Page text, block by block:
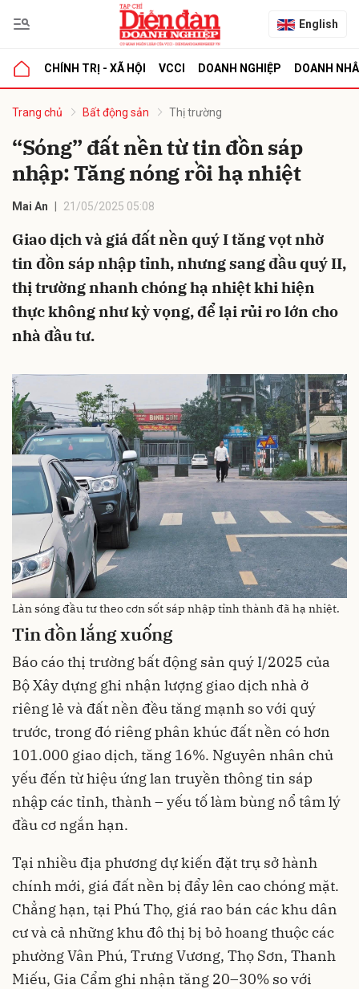
English
CHÍNH TRỊ - XÃ HỘI VCCI DOANH NGHIỆP DOANH
Trang chủ Bất động sản Thị trường
“Sóng” đất nền từ tin đồn sáp
nhập: Tăng nóng rồi hạ nhiệt
Mai An 21/05/2025 05:08
Giao dịch và giá đất nền quý I tăng vọt nhờ
tin đồn sáp nhập tỉnh, nhưng sang đầu quý II,
thị trường nhanh chóng hạ nhiệt khi hiện
thực không như kỳ vọng, để lại rủi ro lớn cho
nhà đầu tư.
Làn sóng đầu tư theo cơn sốt sáp nhập tỉnh thành đã hạ nhiệt.
Tin đồn lắng xuống
Báo cáo thị trường bất động sản quý I/2025 của
Bộ Xây dựng ghi nhận lượng giao dịch nhà ở
riêng lẻ và đất nền đều tăng mạnh so với quý
trước, trong đó riêng phân khúc đất nền có hơn
101.000 giao dịch, tăng 16%. Nguyên nhân chủ
yếu đến từ hiệu ứng lan truyền thông tin sáp
nhập các tỉnh, thành – yếu tố làm bùng nổ tâm lý
đầu cơ ngắn hạn.
Tại nhiều địa phương dự kiến đặt trụ sở hành
chính mới, giá đất nền bị đẩy lên cao chóng mặt.
Chẳng hạn, tại Phú Thọ, giá rao bán các khu dân
cư và cả những khu đô thị bị bỏ hoang thuộc các
phường Vân Phú, Trưng Vương, Thọ Sơn, Thanh
Miếu, Gia Cẩm ghi nhận tăng 20–30% so với
luận
Hủy